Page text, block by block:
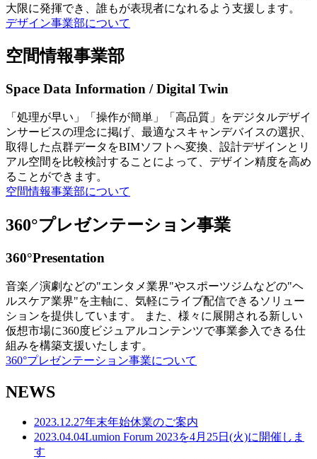
大限に発揮でき、誰もが表現者になれるよう支援します。
デザイン事業部について
空間情報事業部
Space Data Information / Digital Twin
「処理が早い」「操作が簡単」「高品質」をデジタルデザイ
ンサービスの理念に掲げ、最適なスキャンデバイスの選択、
取得した点群データをBIMソフトへ変換、設計デザインとリ
アル空間を比較検討することによって、デザイン精度を高め
ることができます。
空間情報事業部について
360°プレゼンテーション事業
360°Presentation
音楽／演劇などの"エンタメ業界"やスポーツジムなどの"ヘ
ルスケア業界"を主軸に、気軽にライブ配信できるソリュー
ションを提供しています。 また、様々に展開される新しい
仮想市場に360度ビジュアルコンテンツで事業参入できる仕
組みを構築支援いたします。
360°プレゼンテーション事業について
NEWS
2023.12.27年末年始休業のご案内
2023.04.04Lumion Forum 2023を4月25日(火)に開催しま
す